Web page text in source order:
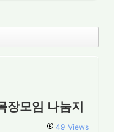
장모임 나눔지
49 Views